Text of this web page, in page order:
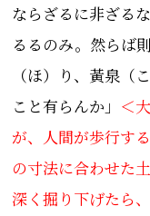
ならざるに非ざる
るるのみ。然らば
（ほ）り、黃泉（
こと有らんか 」 ＜
が、人間が歩行す
の寸法に合わせた
深く掘り下げたら